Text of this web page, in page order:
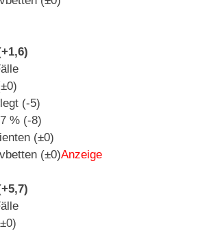
(-5)
% (-8)
(±0)
(±0)Anzeige